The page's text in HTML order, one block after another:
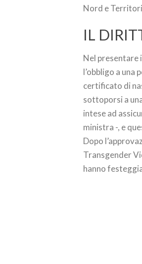
Nord e
IL
Nel presentare
l’obbligo a una
certificato di
sottoporsi a
intese ad
ministra -, e
Dopo
Transgender
hanno